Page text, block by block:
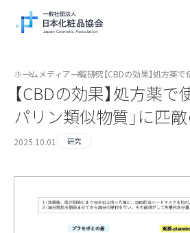
ホーム メディア一覧研究【CBDの効果】処方薬
【CBDの効果】処方薬で
パリン類似物質」に匹
2025.10.01 研究